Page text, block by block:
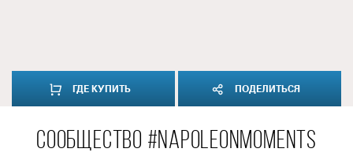
ГДЕ КУПИТЬ ПОДЕЛИТЬСЯ
СООБЩЕСТВО #NAPOLEONMOMENTS